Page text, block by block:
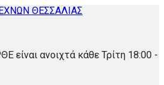
είναι ανοιχτά κάθε Τρίτη 18:00 -